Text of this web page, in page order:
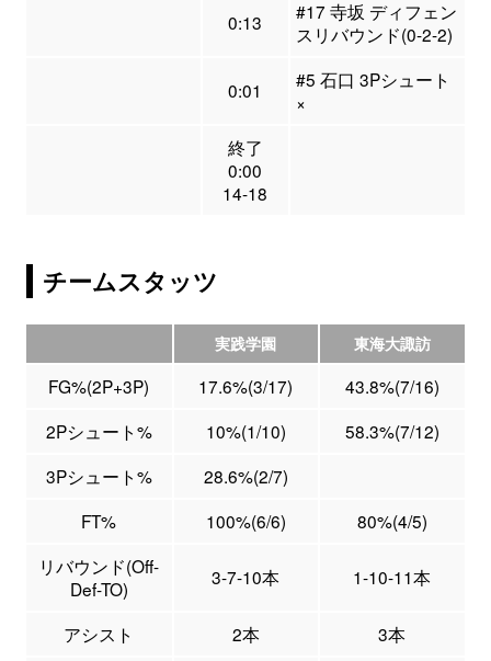
0:13
#17 寺坂 ディフェン
スリバウンド(0-2-2)
0:01
#5 石口 3Pシュート
×
終了
0:00
14-18
チームスタッツ
実践学園 東海大諏訪
FG%(2P+3P) 17.6%(3/17)
43.8%(7/16)
2Pシュート%
10%(1/10)
58.3%(7/12)
3Pシュート%
28.6%(2/7)
FT%
100%(6/6)
80%(4/5)
リバウンド(Off-
Def-TO)
3-7-10本 1-10-11本
アシスト 2本
3本